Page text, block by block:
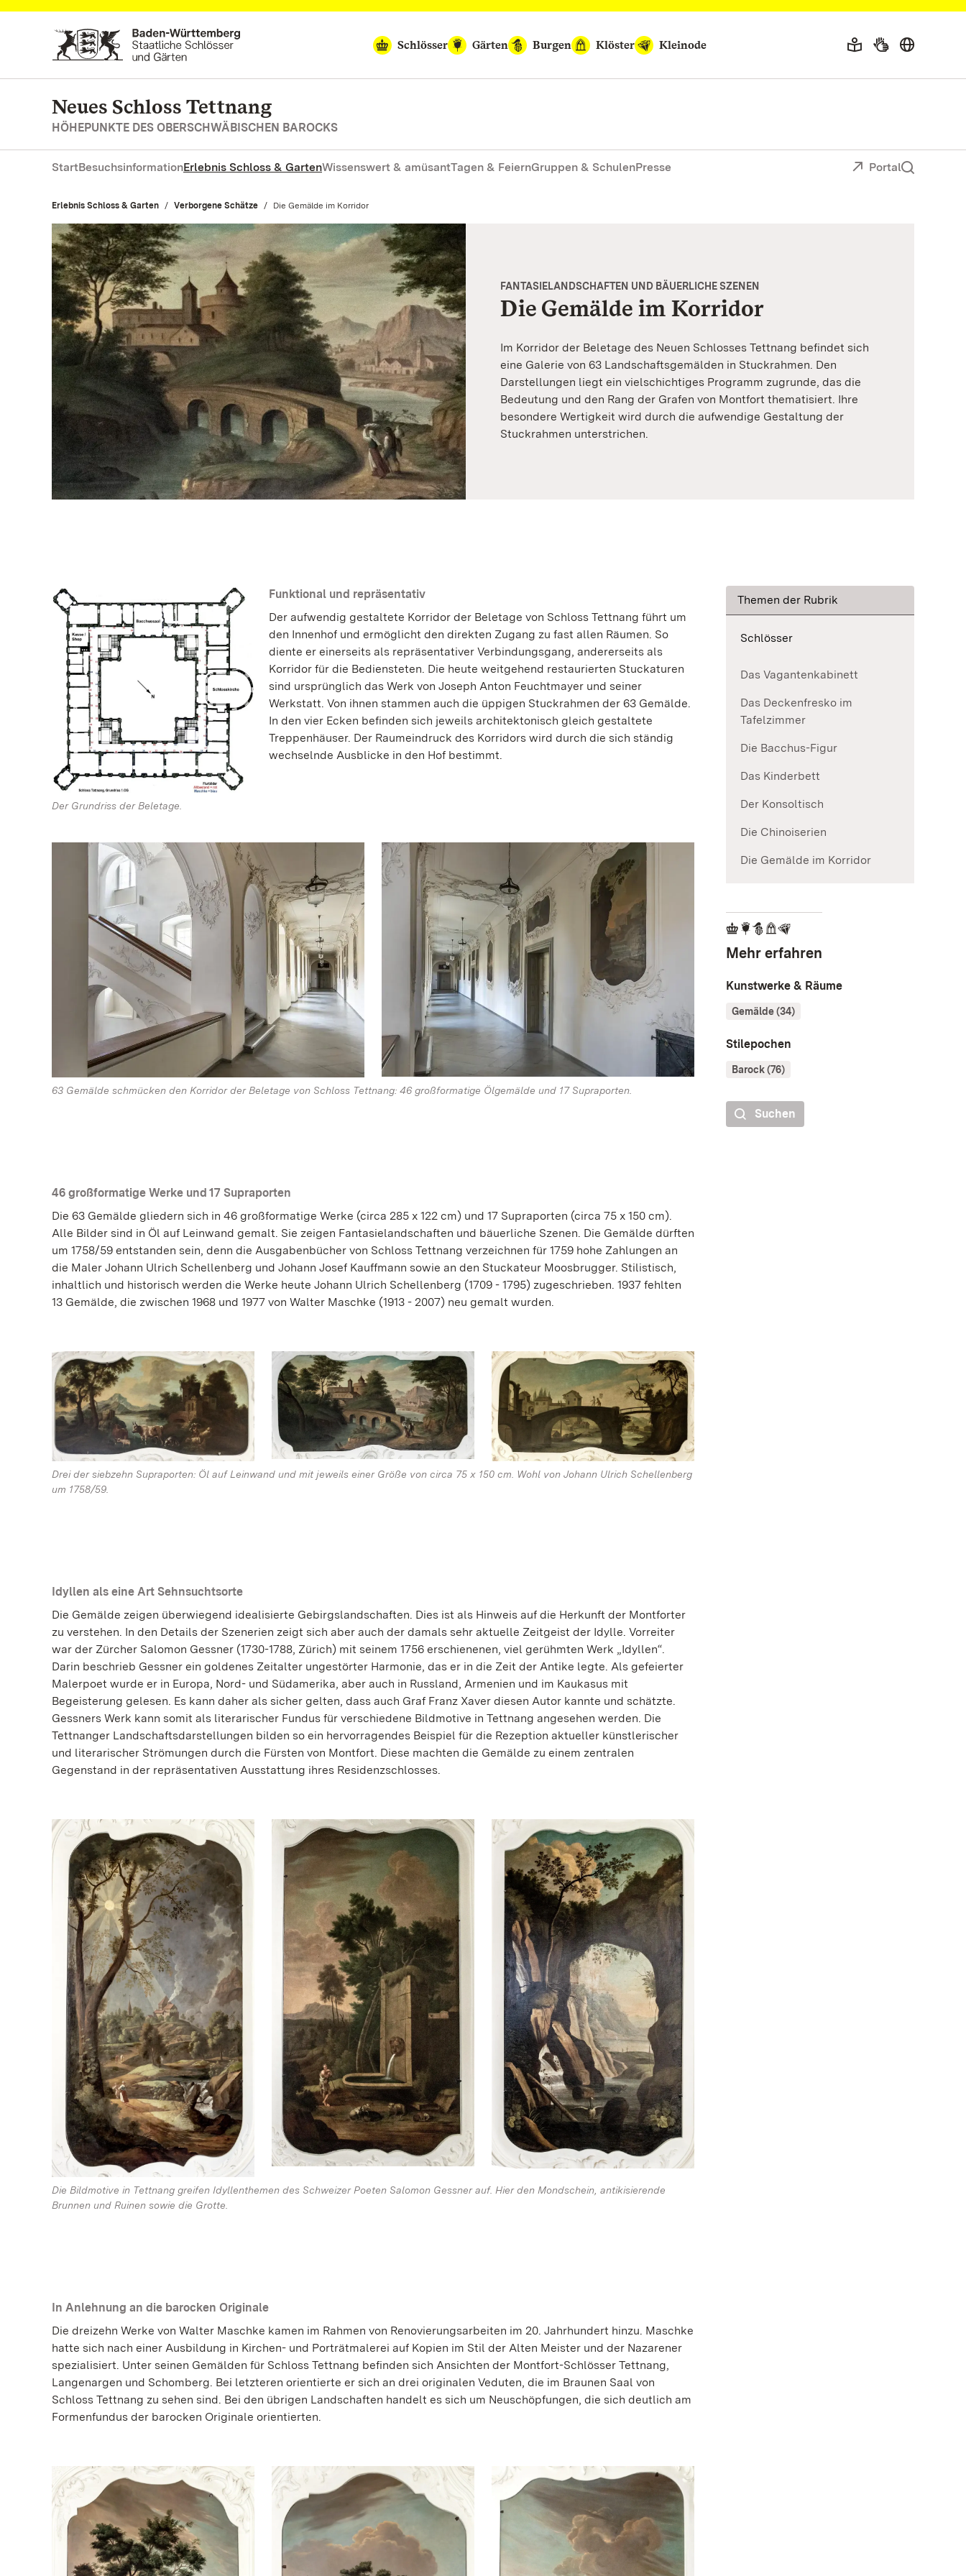
Zum Hauptinhalt springen
Schlösser
Gärten Burgen Klöster Kleinode
Neues Schloss Tettnang
HÖHEPUNKTE DES OBERSCHWÄBISCHEN BAROCKS
StartBesuchsinformationErlebnis Schloss & GartenWissenswert & amüsantTagen & FeiernGruppen & SchulenPresse Portal
Erlebnis Schloss & Garten Verborgene Schätze Aktuell:
Die Gemälde im Korridor
FANTASIELANDSCHAFTEN UND BÄUERLICHE SZENEN
Die Gemälde im Korridor
Im Korridor der Beletage des Neuen Schlosses Tettnang befindet sich
eine Galerie von 63 Landschaftsgemälden in Stuckrahmen. Den
Darstellungen liegt ein vielschichtiges Programm zugrunde, das die
Bedeutung und den Rang der Grafen von Montfort thematisiert. Ihre
besondere Wertigkeit wird durch die aufwendige Gestaltung der
Stuckrahmen unterstrichen.
Der Grundriss der Beletage.
Funktional und repräsentativ
Der aufwendig gestaltete Korridor der Beletage von Schloss Tettnang führt um
den Innenhof und ermöglicht den direkten Zugang zu fast allen Räumen. So
diente er einerseits als repräsentativer Verbindungsgang, andererseits als
Korridor für die Bediensteten. Die heute weitgehend restaurierten Stuckaturen
sind ursprünglich das Werk von Joseph Anton Feuchtmayer und seiner
Werkstatt. Von ihnen stammen auch die üppigen Stuckrahmen der 63 Gemälde.
In den vier Ecken befinden sich jeweils architektonisch gleich gestaltete
Treppenhäuser. Der Raumeindruck des Korridors wird durch die sich ständig
wechselnde Ausblicke in den Hof bestimmt.
63 Gemälde schmücken den Korridor der Beletage von Schloss Tettnang: 46 großformatige Ölgemälde und 17 Supraporten.
46 großformatige Werke und 17 Supraporten
Die 63 Gemälde gliedern sich in 46 großformatige Werke (circa 285 x 122 cm) und 17 Supraporten (circa 75 x 150 cm).
Alle Bilder sind in Öl auf Leinwand gemalt. Sie zeigen Fantasielandschaften und bäuerliche Szenen. Die Gemälde dürften
um 1758/59 entstanden sein, denn die Ausgabenbücher von Schloss Tettnang verzeichnen für 1759 hohe Zahlungen an
die Maler Johann Ulrich Schellenberg und Johann Josef Kauffmann sowie an den Stuckateur Moosbrugger. Stilistisch,
inhaltlich und historisch werden die Werke heute Johann Ulrich Schellenberg (1709 - 1795) zugeschrieben. 1937 fehlten
13 Gemälde, die zwischen 1968 und 1977 von Walter Maschke (1913 - 2007) neu gemalt wurden.
Drei der siebzehn Supraporten: Öl auf Leinwand und mit jeweils einer Größe von circa 75 x 150 cm. Wohl von Johann Ulrich Schellenberg
um 1758/59.
Idyllen als eine Art Sehnsuchtsorte
Die Gemälde zeigen überwiegend idealisierte Gebirgslandschaften. Dies ist als Hinweis auf die Herkunft der Montforter
zu verstehen. In den Details der Szenerien zeigt sich aber auch der damals sehr aktuelle Zeitgeist der Idylle. Vorreiter
war der Zürcher Salomon Gessner (1730-1788, Zürich) mit seinem 1756 erschienenen, viel gerühmten Werk „Idyllen“.
Darin beschrieb Gessner ein goldenes Zeitalter ungestörter Harmonie, das er in die Zeit der Antike legte. Als gefeierter
Malerpoet wurde er in Europa, Nord- und Südamerika, aber auch in Russland, Armenien und im Kaukasus mit
Begeisterung gelesen. Es kann daher als sicher gelten, dass auch Graf Franz Xaver diesen Autor kannte und schätzte.
Gessners Werk kann somit als literarischer Fundus für verschiedene Bildmotive in Tettnang angesehen werden. Die
Tettnanger Landschaftsdarstellungen bilden so ein hervorragendes Beispiel für die Rezeption aktueller künstlerischer
und literarischer Strömungen durch die Fürsten von Montfort. Diese machten die Gemälde zu einem zentralen
Gegenstand in der repräsentativen Ausstattung ihres Residenzschlosses.
Die Bildmotive in Tettnang greifen Idyllenthemen des Schweizer Poeten Salomon Gessner auf. Hier den Mondschein, antikisierende
Brunnen und Ruinen sowie die Grotte.
In Anlehnung an die barocken Originale
Die dreizehn Werke von Walter Maschke kamen im Rahmen von Renovierungsarbeiten im 20. Jahrhundert hinzu. Maschke
hatte sich nach einer Ausbildung in Kirchen- und Porträtmalerei auf Kopien im Stil der Alten Meister und der Nazarener
spezialisiert. Unter seinen Gemälden für Schloss Tettnang befinden sich Ansichten der Montfort-Schlösser Tettnang,
Langenargen und Schomberg. Bei letzteren orientierte er sich an drei originalen Veduten, die im Braunen Saal von
Schloss Tettnang zu sehen sind. Bei den übrigen Landschaften handelt es sich um Neuschöpfungen, die sich deutlich am
Formenfundus der barocken Originale orientierten.
Themen der Rubrik
Schlösser
Das Vagantenkabinett
Das Deckenfresko im
Tafelzimmer
Die Bacchus-Figur
Das Kinderbett
Der Konsoltisch
Die Chinoiserien
Die Gemälde im Korridor
Mehr erfahren
Kunstwerke & Räume
Gemälde (34)
Stilepochen
Barock (76)
Suchen